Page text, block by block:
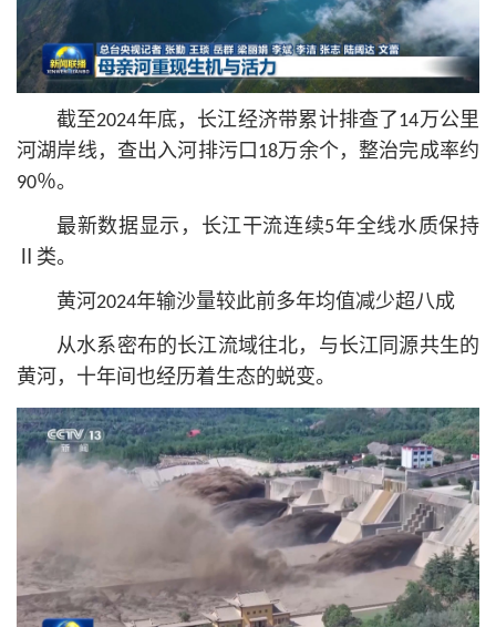
截至2024年底，长江经济带累计排查了14万公里
河湖岸线，查出入河排污口18万余个，整治完成率约
90％。
最新数据显示，长江干流连续5年全线水质保持
Ⅱ类。
黄河2024年输沙量较此前多年均值减少超八成
从水系密布的长江流域往北，与长江同源共生的
黄河，十年间也经历着生态的蜕变。